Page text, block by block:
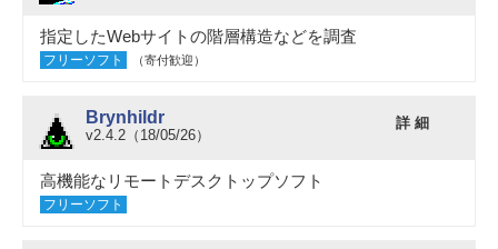
指定したWebサイトの階層構造などを調査
フリーソフト （寄付歓迎）
Brynhildr
v2.4.2（18/05/26）
詳 細
高機能なリモートデスクトップソフト
フリーソフト